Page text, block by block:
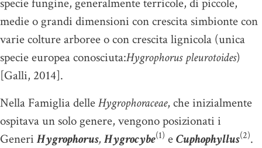
medie o grandi dimensioni con crescita simbionte con
varie colture arboree o con crescita lignicola (unica
specie europea conosciuta:Hygrophorus pleurotoides)
[Galli, 2014].
Nella Famiglia delleHygrophoraceae, che inizialmente
ospitava un solo genere, vengono posizionati i
GeneriHygrophorus, Hygrocybe(1) eCuphophyllus(2).